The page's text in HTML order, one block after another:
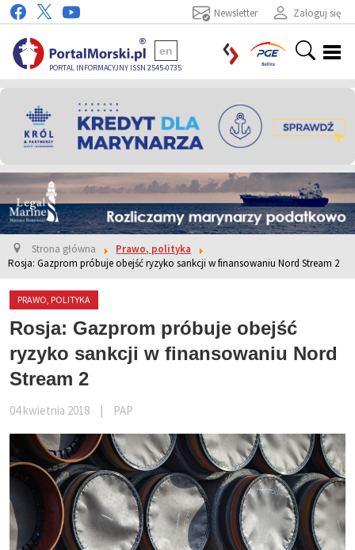
Zaloguj się
Newsletter
PORTAL INFORMACYJNY ISSN 2545-0735
en
Strona główna
Prawo, polityka
Rosja: Gazprom próbuje obejść ryzyko sankcji w finansowaniu Nord Stream 2
PRAWO, POLITYKA
Rosja: Gazprom próbuje obejść
ryzyko sankcji w finansowaniu Nord
Stream 2
04 kwietnia 2018 PAP